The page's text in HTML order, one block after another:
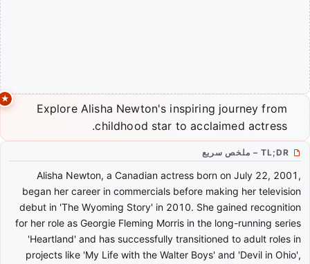
Explore Alisha Newton's inspiring journey from
childhood star to acclaimed actress.
TL;DR – ملخص سريع
Alisha Newton, a Canadian actress born on July 22, 2001,
began her career in commercials before making her television
debut in 'The Wyoming Story' in 2010. She gained recognition
for her role as Georgie Fleming Morris in the long-running series
'Heartland' and has successfully transitioned to adult roles in
projects like 'My Life with the Walter Boys' and 'Devil in Ohio',